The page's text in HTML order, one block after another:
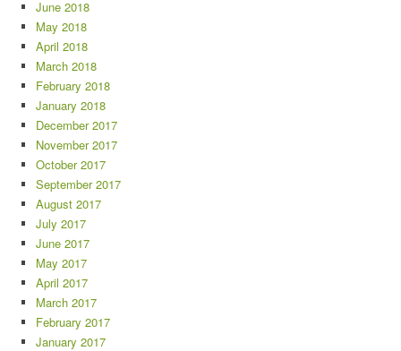
June 2018
May 2018
April 2018
March 2018
February 2018
January 2018
December 2017
November 2017
October 2017
September 2017
August 2017
July 2017
June 2017
May 2017
April 2017
March 2017
February 2017
January 2017